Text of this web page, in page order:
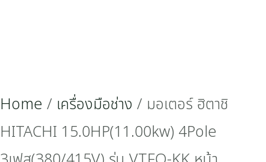
Home / เครื่องมือช่าง / มอเตอร์ ฮิตาชิ
HITACHI 15.0HP(11.00kw) 4Pole